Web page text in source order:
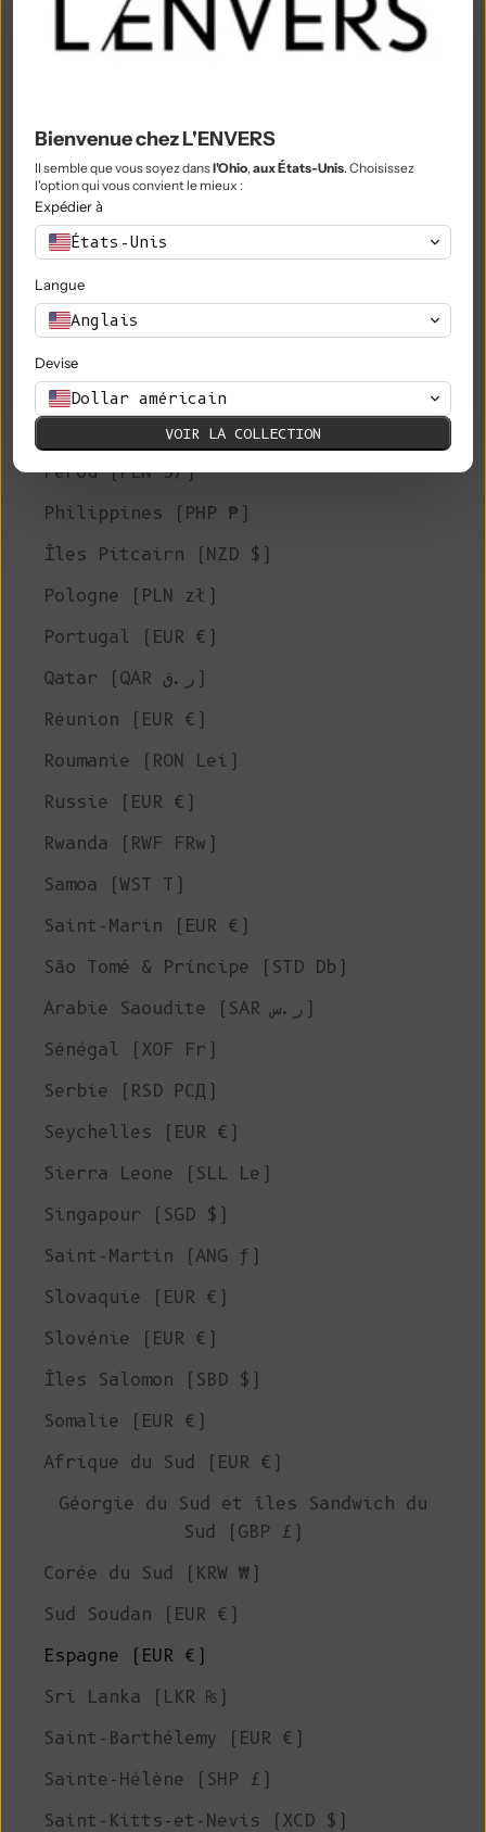
Nigeria (NGN ₦)
Niue (NZD $)
Macédoine du Nord (MKD ден)
Norvège (EUR €)
Oman (EUR €)
Pakistan (PKR ₨)
Territoires palestiniens (ILS ₪)
Papouasie-Nouvelle-Guinée (PGK K)
Paraguay (PYG ₲)
Pérou (PEN S/)
Philippines (PHP ₱)
Îles Pitcairn (NZD $)
Pologne (PLN zł)
Portugal (EUR €)
Qatar (QAR ر.ق)
Réunion (EUR €)
Roumanie (RON Lei)
Russie (EUR €)
Rwanda (RWF FRw)
Samoa (WST T)
Saint-Marin (EUR €)
São Tomé & Príncipe (STD Db)
Arabie Saoudite (SAR ر.س)
Sénégal (XOF Fr)
Serbie (RSD РСД)
Seychelles (EUR €)
Sierra Leone (SLL Le)
Singapour (SGD $)
Saint-Martin (ANG ƒ)
Slovaquie (EUR €)
Slovénie (EUR €)
Îles Salomon (SBD $)
Somalie (EUR €)
Afrique du Sud (EUR €)
Géorgie du Sud et îles Sandwich du
Sud (GBP £)
Corée du Sud (KRW ₩)
Sud Soudan (EUR €)
Espagne (EUR €)
Sri Lanka (LKR ₨)
Saint-Barthélemy (EUR €)
Sainte-Hélène (SHP £)
Saint-Kitts-et-Nevis (XCD $)
Bienvenue chez L'ENVERS
Il semble que vous soyez dansl'Ohio, aux États-Unis. Choisissez
l'option qui vous convient le mieux :
Expédier à
États-Unis
Langue
Anglais
Devise
Dollar américain
VOIR LA COLLECTION